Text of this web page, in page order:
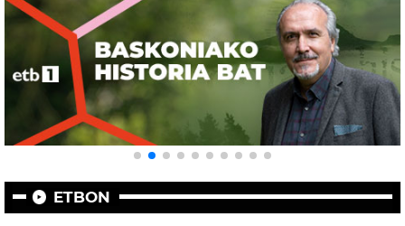
ETBON